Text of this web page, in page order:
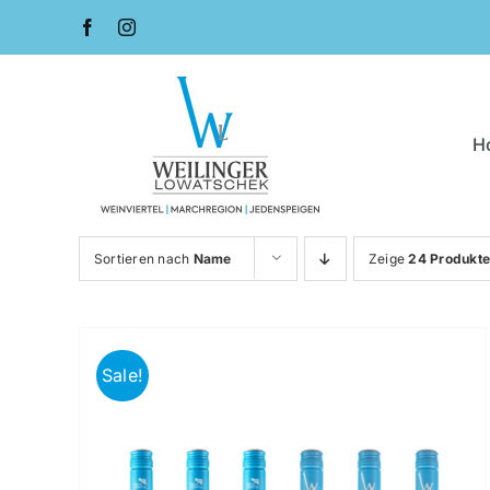
Sortieren nach Name Zeige24 Produkte
Sale!